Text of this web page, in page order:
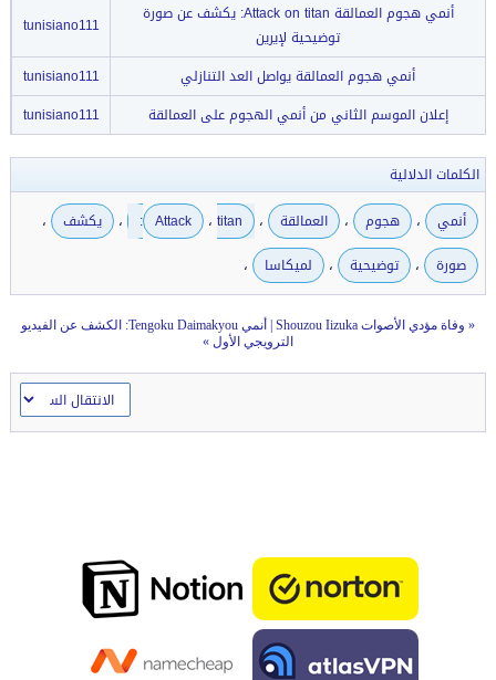
أنمي هجوم العمالقة Attack on titan: يكشف عن صورة
توضيحية لإيرين
tunisiano111
أنمي هجوم العمالقة يواصل العد التنازلي
tunisiano111
إعلان الموسم الثاني من أنمي الهجوم على العمالقة
tunisiano111
الكلمات الدلالية
أنمي
، هجوم ، العمالقة ، Attack ، titan: ، يكشف ،
صورة ، توضيحية ، لميكاسا ،
« وفاة مؤدي الأصوات Shouzou Iizuka
أنمي Tengoku Daimakyou: الكشف عن الفيديو
الترويجي الأول »